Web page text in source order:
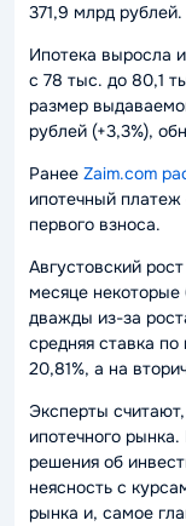
371,9 млрд рублей.
Ипотека выросла
с 78 тыс. до 80,1
размер
рублей (+3,3%),
Ранее Zaim.com
ипотечный
первого взноса.
Августовский
месяце
дважды из-за
средняя ставка
20,81%, а на
Эксперты
ипотечного
решения об
неясность с
рынка и, самое